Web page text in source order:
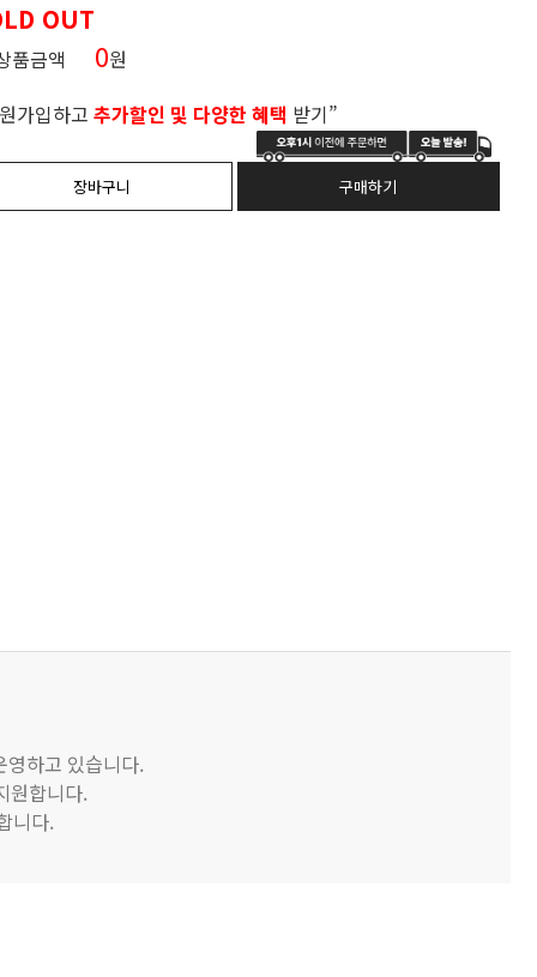
OUT
품금액 0원
가입하고 추가할인 및 다양한 혜택 받기”
영하고 있습니다.
원합니다.
니다.